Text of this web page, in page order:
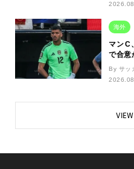
海外
マンC
で合
By サッ